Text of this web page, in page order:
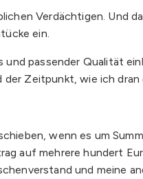
Verdächtigen. Und
ein.
und passender Qualität
Zeitpunkt, wie ich dran
wenn es um
auf mehrere hundert
und meine